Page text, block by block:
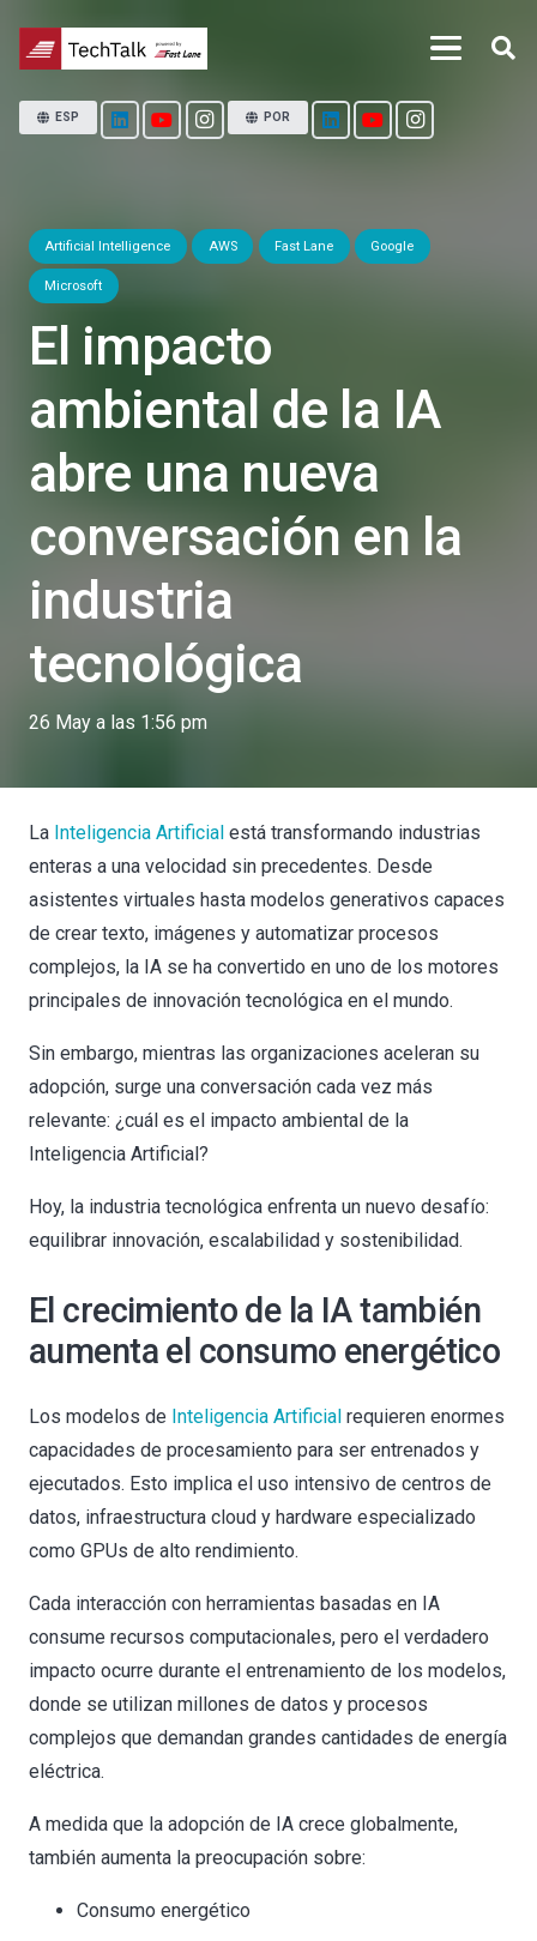
ESP POR
Artificial Intelligence AWS Fast Lane Google
Microsoft
El impacto
ambiental de la IA
abre una nueva
conversación en la
industria
tecnológica
26 May a las 1:56 pm
La Inteligencia Artificial está transformando industrias
enteras a una velocidad sin precedentes. Desde
asistentes virtuales hasta modelos generativos capaces
de crear texto, imágenes y automatizar procesos
complejos, la IA se ha convertido en uno de los motores
principales de innovación tecnológica en el mundo.
Sin embargo, mientras las organizaciones aceleran su
adopción, surge una conversación cada vez más
relevante: ¿cuál es el impacto ambiental de la
Inteligencia Artificial?
Hoy, la industria tecnológica enfrenta un nuevo desafío:
equilibrar innovación, escalabilidad y sostenibilidad.
El crecimiento de la IA también
aumenta el consumo energético
Los modelos de Inteligencia Artificial requieren enormes
capacidades de procesamiento para ser entrenados y
ejecutados. Esto implica el uso intensivo de centros de
datos, infraestructura cloud y hardware especializado
como GPUs de alto rendimiento.
Cada interacción con herramientas basadas en IA
consume recursos computacionales, pero el verdadero
impacto ocurre durante el entrenamiento de los modelos,
donde se utilizan millones de datos y procesos
complejos que demandan grandes cantidades de energía
eléctrica.
A medida que la adopción de IA crece globalmente,
también aumenta la preocupación sobre:
Consumo energético